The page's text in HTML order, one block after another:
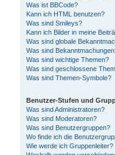
Was ist BBCode?
Kann ich HTML benutzen?
Was sind Smileys?
Kann ich Bilder in meine
Was sind globale
Was sind
Was sind wichtige Themen?
Was sind geschlossene
Was sind Themen-Symbole?
Benutzer-Stufen und
Was sind Administratoren?
Was sind Moderatoren?
Was sind Benutzergruppen?
Wo finde ich die
Wie werde ich Gruppenleiter?